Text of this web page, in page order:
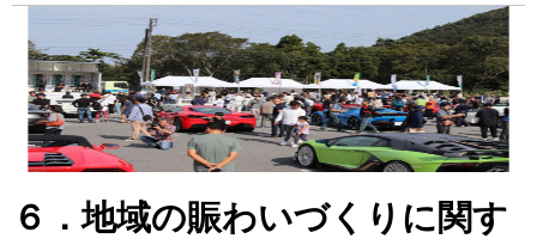
６．地域の賑わいづくりに関す